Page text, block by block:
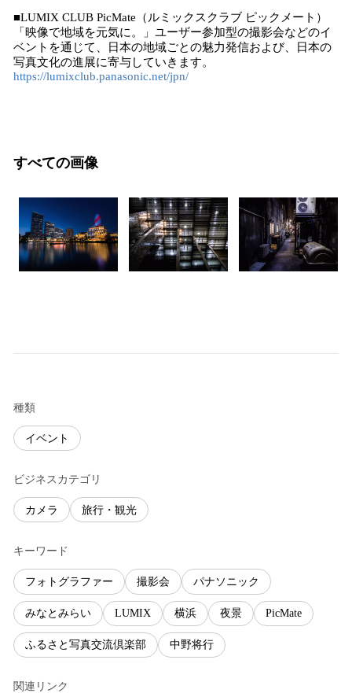
■LUMIX CLUB PicMate（ルミックスクラブ ピックメート）
「映像で地域を元気に。」ユーザー参加型の撮影会などのイ
ベントを通じて、日本の地域ごとの魅力発信および、日本の
写真文化の進展に寄与していきます。
https://lumixclub.panasonic.net/jpn/
すべての画像
種類
イベント
ビジネスカテゴリ
カメラ 旅行・観光
キーワード
フォトグラファー 撮影会 パナソニック
みなとみらい LUMIX 横浜 夜景 PicMate
ふるさと写真交流倶楽部 中野将行
関連リンク